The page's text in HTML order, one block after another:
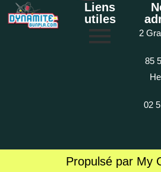
Liens
utiles
2
85
02
Propulsé par My